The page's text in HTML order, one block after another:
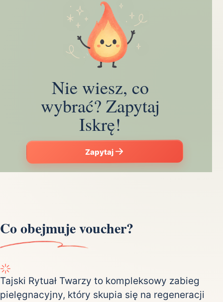
Nie wiesz, co
wybrać? Zapytaj
Iskrę!
Zapytaj
Co obejmuje voucher?
Tajski Rytuał Twarzy to kompleksowy zabieg
pielęgnacyjny, który skupia się na regeneracji